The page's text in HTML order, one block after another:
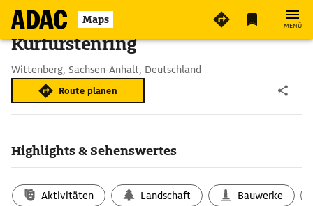
Maps MENÜ
Kurfürstenring
Wittenberg, Sachsen-Anhalt, Deutschland
Route planen
Highlights & Sehenswertes
Aktivitäten Landschaft Bauwerke